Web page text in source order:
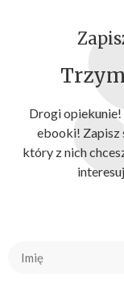
Drogi
ebooki! Zapisz
który z nich